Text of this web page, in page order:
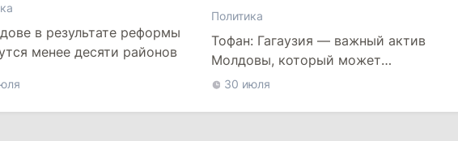
в результате реформы
менее десяти районов
Политика
Тофан: Гагаузия — важный актив
Молдовы, который может
наладить мосты с Турцией
30 июля